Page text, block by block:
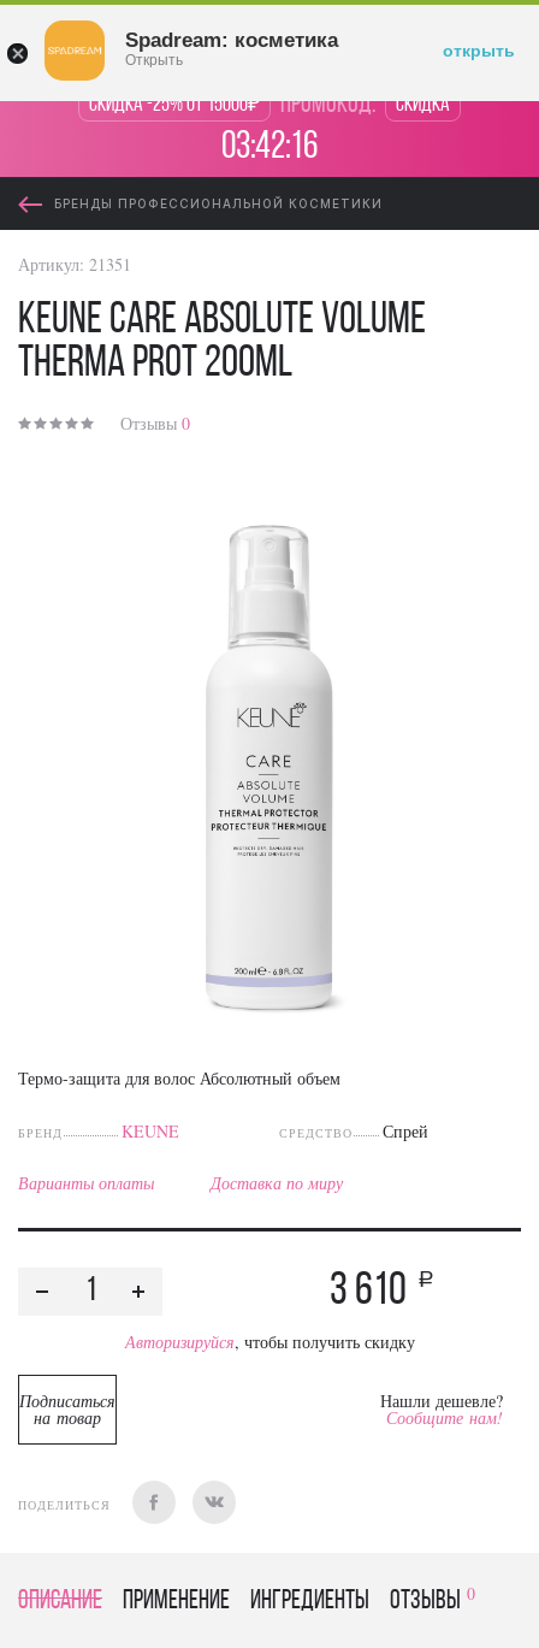
Скидка -25% от 15000₽ промокод: Скидка
03:42:16
БРЕНДЫ ПРОФЕССИОНАЛЬНОЙ КОСМЕТИКИ
Артикул: 21351
KEUNE Care Absolute Volume
Therma Prot 200ml
Отзывы 0
Термо-защита для волос Абсолютный объем
БРЕНД KEUNE СРЕДСТВО Спрей
Варианты оплаты Доставка по миру
3 610 a
Авторизируйся, чтобы получить скидку
Подписаться
на товар
Нашли дешевле?
Сообщите нам!
ПОДЕЛИТЬСЯ
Описание Применение Ингредиенты отзывы 0
Spadream: косметика
Открыть открыть